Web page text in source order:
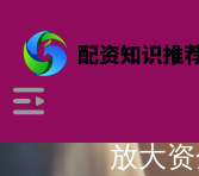
放大